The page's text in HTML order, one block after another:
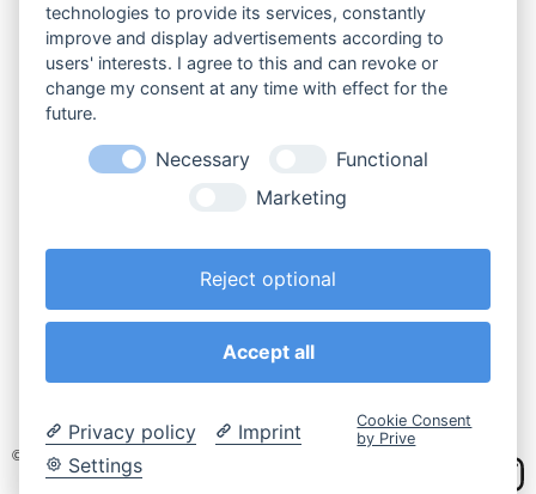
IWA - F. Riehle GmbH
Telefon
+49 711 - 3 46 88 0
Telefax
E-Mail
© 2026, IWA - F. Riehle GmbH
technologies to provide its services, constantly
improve and display advertisements according to
users' interests. I agree to this and can revoke or
change my consent at any time with effect for the
future.
Necessary
Functional
Marketing
Reject optional
Accept all
Privacy policy
Imprint
Settings
Cookie Consent
by Prive